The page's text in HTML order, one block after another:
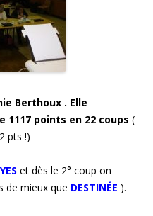
Berthoux . Elle
points en 22 coups (
pts !)
et dès le 2° coup on
de mieux que DESTINÉE ).